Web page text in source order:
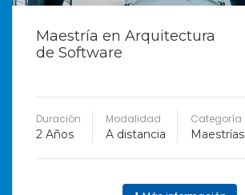
Maestría en Arquitectura
de Software
Duración
2 Años
Modalidad
A distancia
Categoría
Maestrías